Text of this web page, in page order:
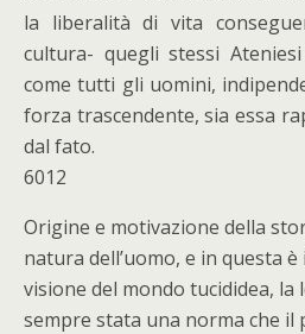
la liberalità di vita
cultura- quegli stessi
come tutti gli uomini,
forza trascendente, sia essa
dal fato.
6012
Origine e motivazione della
natura dell’uomo, e in questa
visione del mondo tucididea, la
sempre stata una norma che il